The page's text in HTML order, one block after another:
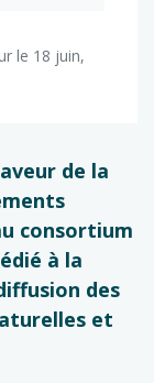
le 18 juin,
de la
consortium
à la
des
et